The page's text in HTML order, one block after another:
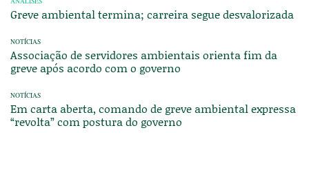
Greve ambiental termina; carreira segue desvalorizada
NOTÍCIAS
Associação de servidores ambientais orienta fim da
greve após acordo com o governo
NOTÍCIAS
Em carta aberta, comando de greve ambiental expressa
“revolta” com postura do governo